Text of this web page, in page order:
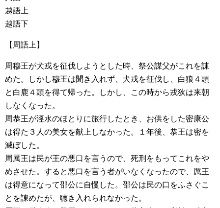
越語上
越語下
【周語上】
周穆王が犬戎を征伐しようとした時、祭公謀父がこれを諌
めた。しかし穆王は聞き入れず、犬戎を征伐し、白狼４頭
と白鹿４頭を得て帰った。しかし、この時から戎狄は来朝
しなくなった。
周恭王が涇水のほとりに旅行したとき、お供をした密康公
は得た３人の美女を献上しなかった。１年後、恭王は密を
滅ぼした。
周厲王は民が王の悪口を言うので、死刑をもってこれをや
めさせた。すると悪口を言う者がいなくなったので、厲王
は得意になって邵公に自慢した。邵公は民の口をふさぐこ
とを諌めたが、聴き入れられなかった。